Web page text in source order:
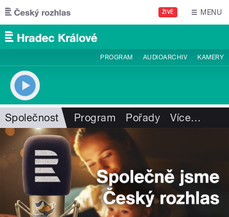
Přejít k hlavnímu obsahu
ŽIVĚ MENU
PROGRAM AUDIOARCHIV KAMERY
Společnost Program Pořady Více…